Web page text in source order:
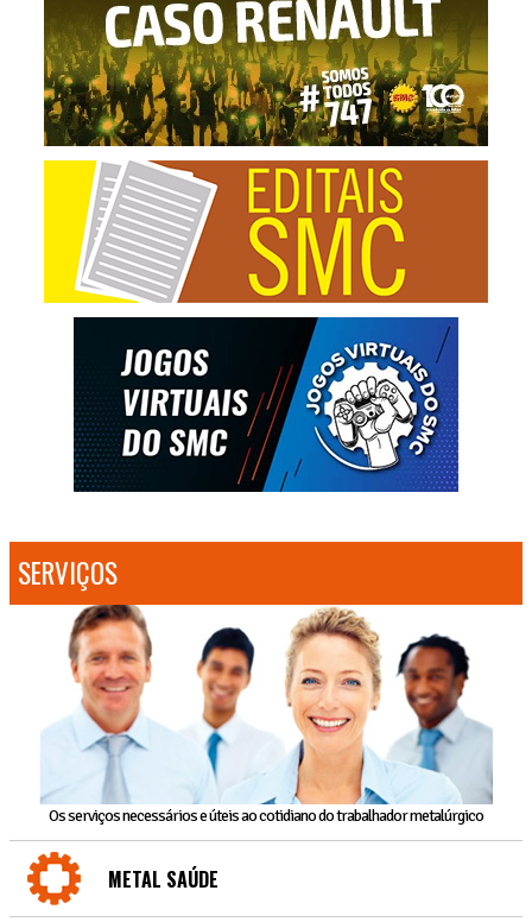
SERVIÇOS
Os serviços necessários e úteis ao cotidiano do trabalhador metalúrgico
METAL SAÚDE